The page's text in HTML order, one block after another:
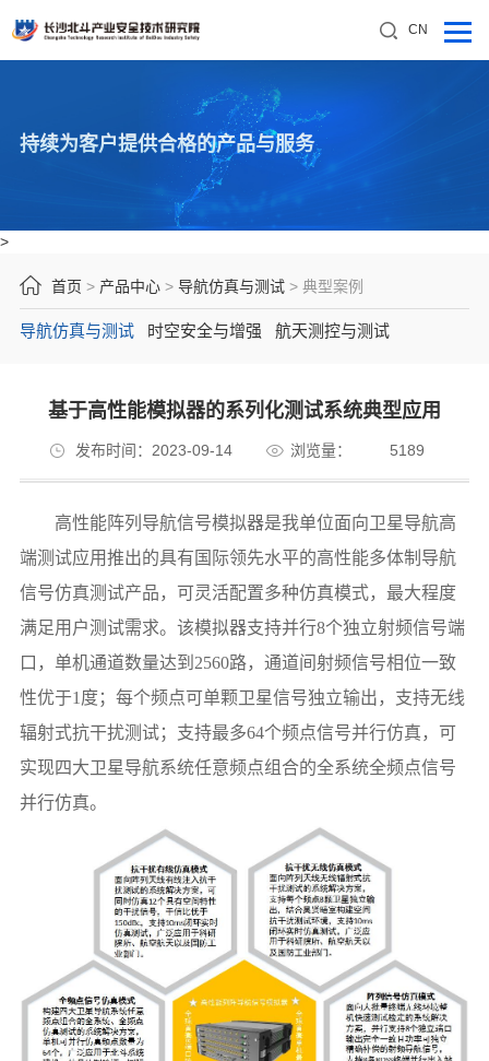
CN
持续为客户提供合格的产品与服务
>
首页 > 产品中心> 导航仿真与测试> 典型案例
导航仿真与测试 时空安全与增强 航天测控与测试
基于高性能模拟器的系列化测试系统典型应用
发布时间：2023-09-14 浏览量： 5189
高性能阵列导航信号模拟器是我单位面向卫星导航高
端测试应用推出的具有国际领先水平的高性能多体制导航
信号仿真测试产品，可灵活配置多种仿真模式，最大程度
满足用户测试需求。该模拟器支持并行8个独立射频信号端
口，单机通道数量达到2560路，通道间射频信号相位一致
性优于1度；每个频点可单颗卫星信号独立输出，支持无线
辐射式抗干扰测试；支持最多64个频点信号并行仿真，可
实现四大卫星导航系统任意频点组合的全系统全频点信号
并行仿真。